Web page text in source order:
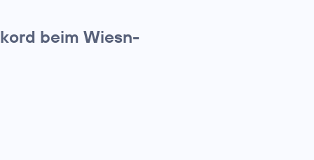
beim Wiesn-